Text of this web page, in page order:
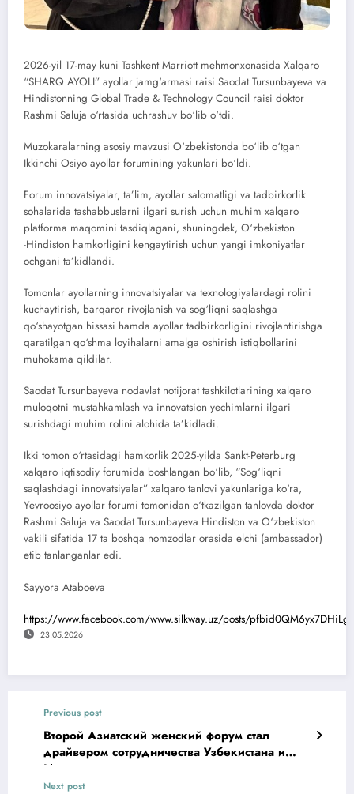
2026-yil 17-may kuni Tashkent Marriott mehmonxonasida Xalqaro
“SHARQ AYOLI” ayollar jamg‘armasi raisi Saodat Tursunbayeva va
Hindistonning Global Trade & Technology Council raisi doktor
Rashmi Saluja o‘rtasida uchrashuv bo‘lib o‘tdi.
Muzokaralarning asosiy mavzusi O‘zbekistonda bo‘lib o‘tgan
Ikkinchi Osiyo ayollar forumining yakunlari bo‘ldi.
Forum innovatsiyalar, ta’lim, ayollar salomatligi va tadbirkorlik
sohalarida tashabbuslarni ilgari surish uchun muhim xalqaro
platforma maqomini tasdiqlagani, shuningdek, O‘zbekiston
-Hindiston hamkorligini kengaytirish uchun yangi imkoniyatlar
ochgani ta’kidlandi.
Tomonlar ayollarning innovatsiyalar va texnologiyalardagi rolini
kuchaytirish, barqaror rivojlanish va sog‘liqni saqlashga
qo‘shayotgan hissasi hamda ayollar tadbirkorligini rivojlantirishga
qaratilgan qo‘shma loyihalarni amalga oshirish istiqbollarini
muhokama qildilar.
Saodat Tursunbayeva nodavlat notijorat tashkilotlarining xalqaro
muloqotni mustahkamlash va innovatsion yechimlarni ilgari
surishdagi muhim rolini alohida ta’kidladi.
Ikki tomon o‘rtasidagi hamkorlik 2025-yilda Sankt-Peterburg
xalqaro iqtisodiy forumida boshlangan bo‘lib, “Sog‘liqni
saqlashdagi innovatsiyalar” xalqaro tanlovi yakunlariga ko‘ra,
Yevroosiyo ayollar forumi tomonidan o‘tkazilgan tanlovda doktor
Rashmi Saluja va Saodat Tursunbayeva Hindiston va O‘zbekiston
vakili sifatida 17 ta boshqa nomzodlar orasida elchi (ambassador)
etib tanlanganlar еdi.
Sayyora Atabоeva
https://www.facebook.com/www.silkway.uz/posts/
23.05.2026
Previous post
Второй Азиатский женский форум стал
драйвером сотрудничества Узбекистана и
Индии
Next post